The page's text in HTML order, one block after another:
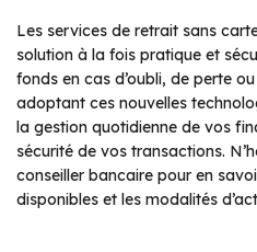
Les services de retrait sans
solution à la fois pratique et
fonds en cas d’oubli, de perte
adoptant ces nouvelles
la gestion quotidienne de vos
sécurité de vos transactions.
conseiller bancaire pour en
disponibles et les modalités